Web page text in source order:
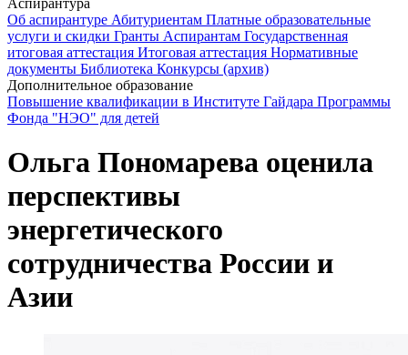
Аспирантура
Об аспирантуре Абитуриентам Платные образовательные
услуги и скидки Гранты Аспирантам Государственная
итоговая аттестация Итоговая аттестация Нормативные
документы Библиотека Конкурсы (архив)
Дополнительное образование
Повышение квалификации в Институте Гайдара Программы
Фонда "НЭО" для детей
Ольга Пономарева оценила
перспективы
энергетического
сотрудничества России и
Азии